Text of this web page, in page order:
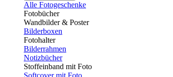
Alle Fotogeschenke
Fotobücher
Wandbilder & Poster
Bilderboxen
Fotohalter
Bilderrahmen
Notizbücher
Stoffeinband mit Foto
Softcover mit Foto